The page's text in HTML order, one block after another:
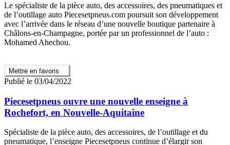
Le spécialiste de la pièce auto, des accessoires, des pneumatiques et
de l’outillage auto Piecesetpneus.com poursuit son développement
avec l’arrivée dans le réseau d’une nouvelle boutique partenaire à
Châlons-en-Champagne, portée par un professionnel de l’auto :
Mohamed Ahechou.
Mettre en favoris
Publié le 03/04/2022
Piecesetpneus ouvre une nouvelle enseigne à
Rochefort, en Nouvelle-Aquitaine
Spécialiste de la pièce auto, des accessoires, de l’outillage et du
pneumatique, l’enseigne Piecesetpneus continue d’élargir son